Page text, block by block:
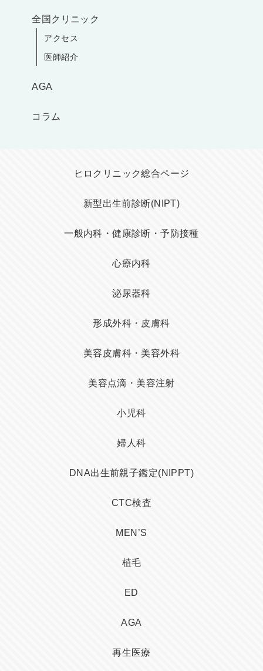
全国クリニック
アクセス
医師紹介
AGA
コラム
ヒロクリニック総合ページ
新型出生前診断(NIPT)
一般内科・健康診断・予防接種
心療内科
泌尿器科
形成外科・皮膚科
美容皮膚科・美容外科
美容点滴・美容注射
小児科
婦人科
DNA出生前親子鑑定(NIPPT)
CTC検査
MEN’S
植毛
ED
AGA
再生医療